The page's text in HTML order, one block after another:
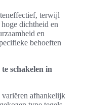
terwijl
dichtheid en
en
behoeften
schakelen in
variëren afhankelijk